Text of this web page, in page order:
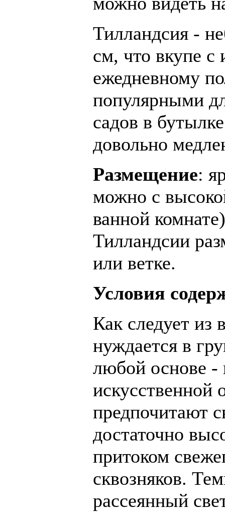
Тилландсия -
см, что вкупе с
ежедневному
популярными
садов в
довольно
Размещение:
можно с
ванной
Тилландсии
или ветке.
Условия
Как следует из
нуждается в
любой основе -
искусственной
предпочитают
достаточно
притоком
сквозняков.
рассеянный